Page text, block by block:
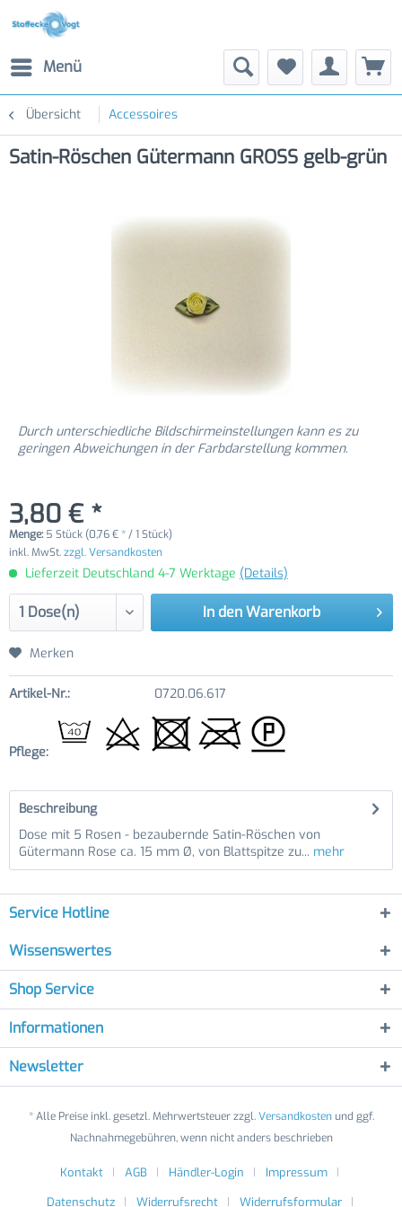
Menü
Übersicht Accessoires
Satin-Röschen Gütermann GROSS gelb-grün
Durch unterschiedliche Bildschirmeinstellungen kann es zu
geringen Abweichungen in der Farbdarstellung kommen.
3,80 € *
Menge: 5 Stück (0,76 € * / 1 Stück)
inkl. MwSt.zzgl. Versandkosten
Lieferzeit Deutschland 4-7 Werktage (Details)
In den Warenkorb
Merken
Artikel-Nr.: 0720.06.617
Pflege:
Beschreibung
Dose mit 5 Rosen - bezaubernde Satin-Röschen von
Gütermann Rose ca. 15 mm Ø, von Blattspitze zu... mehr
Service Hotline
Wissenswertes
Shop Service
Informationen
Newsletter
* Alle Preise inkl. gesetzl. Mehrwertsteuer zzgl.Versandkostenund ggf.
Nachnahmegebühren, wenn nicht anders beschrieben
Kontakt AGB Händler-Login
Impressum
Datenschutz
Widerrufsrecht Widerrufsformular